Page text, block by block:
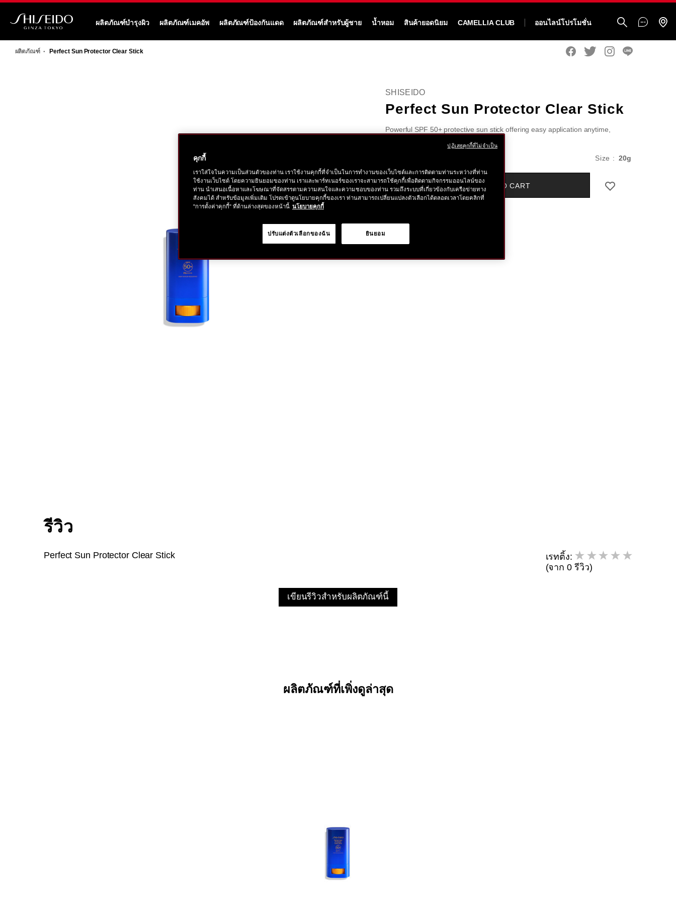
ข้าม
ละเอียด
โด้
ผลิตภัณฑ์บำรุงผิว ผลิตภัณฑ์เมคอัพ ผลิตภัณฑ์ป้องกันแดด ผลิตภัณฑ์สำหรับผู้ชาย น้ำหอม สินค้ายอดนิยม CAMELLIA CLUB ออนไลน์โปรโมชั่น
ผลิตภัณฑ์ Perfect Sun Protector Clear Stick
SHISEIDO
Perfect Sun Protector Clear Stick
Powerful SPF 50+ protective sun stick offering easy application anytime,
ละเอียด
sun-
protector-
clear-
10122299201
แบบ
อื่น
Size : 20g
ตัว
เลือก
การ
ใส่
สินค้า
สินค้า
จำนวน ADD TO CART
รีวิว
Perfect Sun Protector Clear Stick
เรทติ้ง:
(จาก 0 รีวิว)
เขียนรีวิวสำหรับผลิตภัณฑ์นี้
ผลิตภัณฑ์ที่เพิ่งดูล่าสุด
คุกกี้
เราใส่ใจในความเป็นส่วนตัวของท่าน เราใช้งานคุกกี้ที่จำเป็นในการทำงานของเว็บไซต์และการติดตามท่านระหว่างที่ท่าน
ใช้งานเว็บไซต์ โดยความยินยอมของท่าน เราและพาร์ทเนอร์ของเราจะสามารถใช้คุกกี้เพื่อติดตามกิจกรรมออนไลน์ของ
ท่าน นำเสนอเนื้อหาและโฆษณาที่จัดสรรตามความสนใจและความชอบของท่าน รวมถึงระบบที่เกี่ยวข้องกับเครือข่ายทาง
สังคมได้ สำหรับข้อมูลเพิ่มเติม โปรดเข้าดูนโยบายคุกกี้ของเรา ท่านสามารถเปลี่ยนแปลงตัวเลือกได้ตลอดเวลาโดยคลิกที่
"การตั้งค่าคุกกี้" ที่ด้านล่างสุดของหน้านี้ นโยบายคุกกี้
ยินยอม
ปรับแต่งตัวเลือกของฉัน
ปฏิเสธคุกกี้ที่ไม่จำเป็น